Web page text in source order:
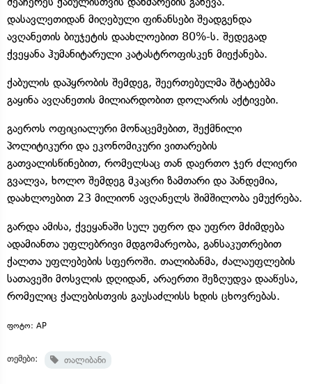
დასავლეთიდან მიღებული ფინანსები შეადგენდა
ავღანეთის ბიუჯეტის დაახლოებით 80%-ს. შედეგად
ქვეყანა ჰუმანიტარული კატასტროფისკენ მიექანება.
ქაბულის დაპყრობის შემდეგ, შეერთებულმა შტატებმა
გაყინა ავღანეთის მილიარდობით დოლარის აქტივები.
გაეროს ოფიციალური მონაცემებით, შექმნილი
პოლიტიკური და ეკონომიკური ვითარების
გათვალისწინებით, რომელსაც თან დაერთო ჯერ ძლიერი
გვალვა, ხოლო შემდეგ მკაცრი ზამთარი და პანდემია,
დაახლოებით 23 მილიონ ავღანელს შიმშილობა ემუქრება.
გარდა ამისა, ქვეყანაში სულ უფრო და უფრო მძიმდება
ადამიანთა უფლებრივი მდგომარეობა, განსაკუთრებით
ქალთა უფლებების სფეროში. თალიბანმა, ძალაუფლების
სათავეში მოსვლის დღიდან, არაერთი შეზღუდვა დააწესა,
რომელიც ქალებისთვის გაუსაძლისს ხდის ცხოვრებას.
ფოტო: AP
თემები: თალიბანი